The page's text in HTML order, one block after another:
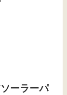
ーラーパ